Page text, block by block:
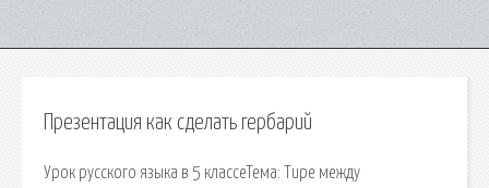
Презентация как сделать гербарий
Урок русского языка в 5 классеТема: Тире между